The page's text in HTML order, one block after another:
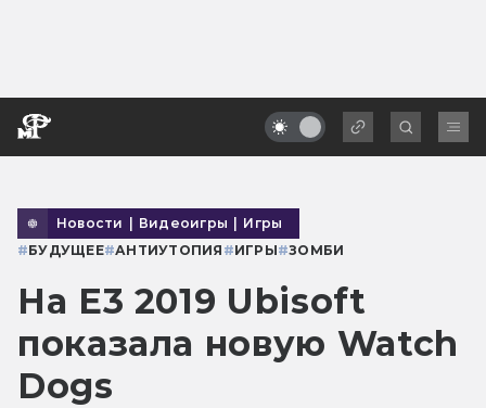
Новости | Видеоигры | Игры
#БУДУЩЕЕ#АНТИУТОПИЯ #ИГРЫ#ЗОМБИ
На Е3 2019 Ubisoft
показала новую Watch
Dogs